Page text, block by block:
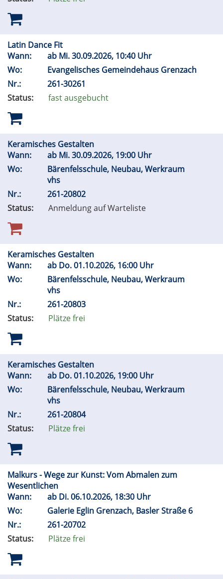
Latin Dance Fit
Wann:
ab Mi.30.09.2026, 10:40 Uhr
Wo:
Evangelisches Gemeindehaus Grenzach
Nr.:
261-30261
Status:
fast ausgebucht
Keramisches Gestalten
Wann:
ab Mi.30.09.2026, 19:00 Uhr
Wo:
Bärenfelsschule, Neubau, Werkraum
vhs
Nr.:
261-20802
Status:
Anmeldung auf Warteliste
Keramisches Gestalten
Wann:
ab Do.01.10.2026, 16:00 Uhr
Wo:
Bärenfelsschule, Neubau, Werkraum
vhs
Nr.:
261-20803
Status:
Plätze frei
Keramisches Gestalten
Wann:
ab Do.01.10.2026, 19:00 Uhr
Wo:
Bärenfelsschule, Neubau, Werkraum
vhs
Nr.:
261-20804
Status:
Plätze frei
Malkurs - Wege zur Kunst: Vom Abmalen zum
Wesentlichen
Wann:
ab Di.06.10.2026, 18:30 Uhr
Wo:
Galerie Eglin Grenzach, Basler Straße 6
Nr.:
261-20702
Status:
Plätze frei